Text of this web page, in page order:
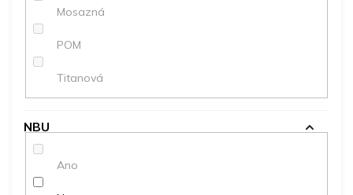
Mosazná
POM
Titanová
NBU
Ano